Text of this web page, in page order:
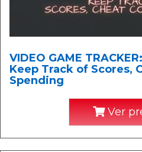
VIDEO GAME
Keep Track of Scores,
Spending
Ver